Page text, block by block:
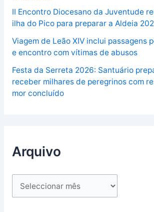
II Encontro Diocesano da Juventude
ilha do Pico para preparar a Aldeia
Viagem de Leão XIV inclui passagens
e encontro com vítimas de abusos
Festa da Serreta 2026: Santuário
receber milhares de peregrinos com
mor concluído
Arquivo